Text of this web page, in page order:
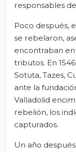
responsables
Poco después,
se rebelaron,
encontraban
tributos. En
Sotuta, Tazes,
ante la
Valladolid
rebelión, los
capturados.
Un año